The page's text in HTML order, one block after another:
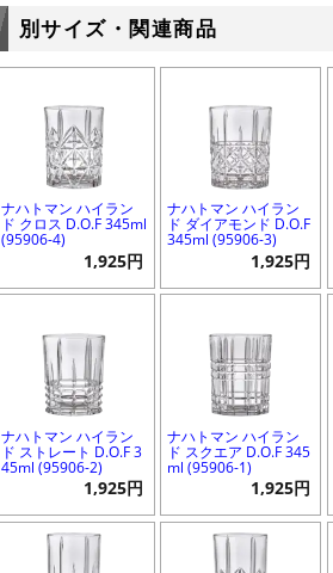
別サイズ・関連商品
ナハトマン ハイラン
ド クロス D.O.F 345ml
(95906-4)
1,925円
ナハトマン ハイラン
ド ダイアモンド D.O.F
345ml (95906-3)
1,925円
ナハトマン ハイラン
ド ストレート D.O.F 3
45ml (95906-2)
1,925円
ナハトマン ハイラン
ド スクエア D.O.F 345
ml (95906-1)
1,925円